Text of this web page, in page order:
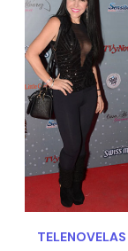
TELENOVELAS